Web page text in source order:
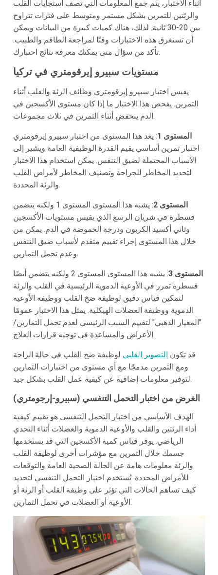
أثناء الاختبار، يتم جمع المعلومات التي تصف استجابات القلب
والرئتين للتمرين بشكل مستمر ومتوسط على فترات تتراوح
بين 20-30 ثانية. لذلك، هناك كميات كبيرة من البيانات ويمكن
أن تستغرق هذه الاختبارات وقتًا لمراجعة الطاقم والطبيب.
تأكد من سؤال متى يمكنك معرفة نتائج اختبارك.
مستويات سبيرو إيرقومتري في تركيا
يقيس اختبار سبيرو إيرقومتري وظائف الرئة والقلب أثناء
التمرين. يفحص هذا الاختبار ما إذا كان مستوى الأكسجين في
الدم ينخفض أثناء التمرين في ثلاث مجموعات.
المستوى 1
: يعد هذا المستوى من اختبار سبيرو إيرقومتري
اختبار تمرين أساسي يقيم القدرة الوظيفية العامة ويشير إلى
الأسباب المحتملة لضيق التنفس. يمكن استخدام هذا الاختبار
لتحديد المخاطر للجراحة وتصنيف المخاطر لأمراض القلب
والرئة المحددة.
المستوى 2
: يشبه هذا المستوى المستوى 1 ولكنه يتضمن
قسطرة في شريان الرسغ الذي يقيس مستويات الأكسجين
وثاني أكسيد الكربون ودرجة الحموضة في الدم. يمكن من
خلال هذا المستوى إجراء تقييم متقدم لأسباب ضيق التنفس
وعدم تحمل التمارين.
المستوى 3
: يشبه هذا المستوى المستوى 2 ولكنه يتضمن أيضًا
قسطرة تمرر في الأوعية الدموية الرئيسية في القلب والرئة
لتمكين قياس دقيق لوظيفة ضخ القلب ووظيفة الأوعية
الدموية ووظيفة العضلات الهيكلية. يمثل هذا الاختبار عمومًا
"المعيار الذهبي" لتقييم السبب الرئيسي لعدم تحمل التمارين/
الأعراض والمساعدة في توجيه قرارات العلاج.
قد تكون التصوير القلبي لوظيفة ضخ القلب في حالة الراحة
ومع التمرين مدمجًا مع أي مستوى من اختبارات التمارين
لتوفير معلومات إضافية عن كيفية عمل القلب بشكل جيد.
الغرض من اختبار التحمل التنفسي (سبيرو-إرجومتري)
الهدف الأساسي من اختبار التحمل التنفسي هو تقييم كيفية
أداء الرئتين والقلب والأوعية الدموية والعضلات أثناء التحدي
الرياضي. يوفر قياس كمية الأكسجين التي قد يستخدمها
جسمك خلال التمرين مع مؤشرات أخرى لوظيفة القلب
والرئة معلومات هامة عن الحالة الصحية العامة والتوقعات
للأمراض المحددة. يُستخدم اختبار التحمل التنفسي لتحديد
كيف تساهم الحالات التي تؤثر على وظيفة القلب أو الرئة أو
الأوعية أو العضلات في تحمل التمارين.